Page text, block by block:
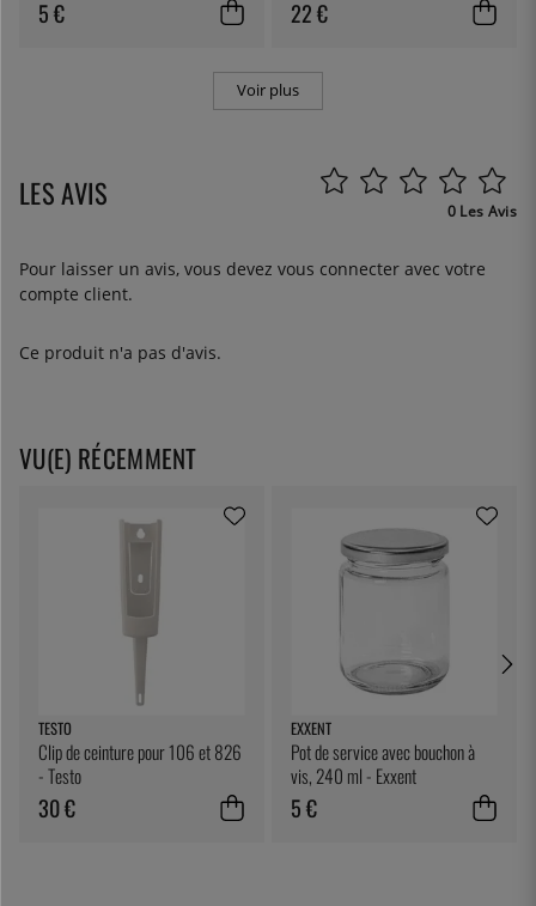
5 € 22 €
Voir plus
LES AVIS 0 Les Avis
Pour laisser un avis, vous devez vous connecter avec votre
compte client.
Ce produit n'a pas d'avis.
VU(E) RÉCEMMENT
TESTO
Clip de ceinture pour 106 et 826
- Testo
30 €
EXXENT
Pot de service avec bouchon à
vis, 240 ml - Exxent
5 €